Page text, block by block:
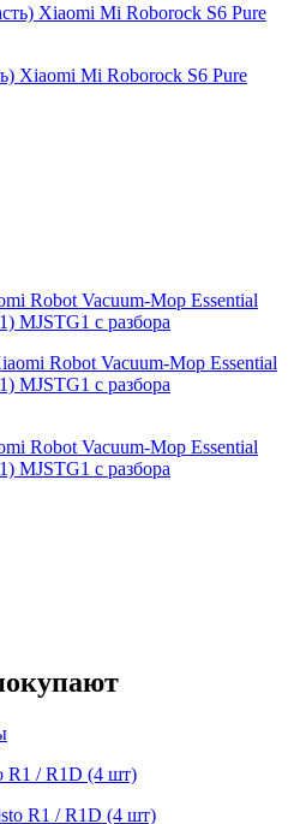
Xiaomi Mi Roborock S6 Pure
Robot Vacuum-Mop Essential
MJSTG1 с разбора
Robot Vacuum-Mop Essential
MJSTG1 с разбора
R1 / R1D (4 шт)